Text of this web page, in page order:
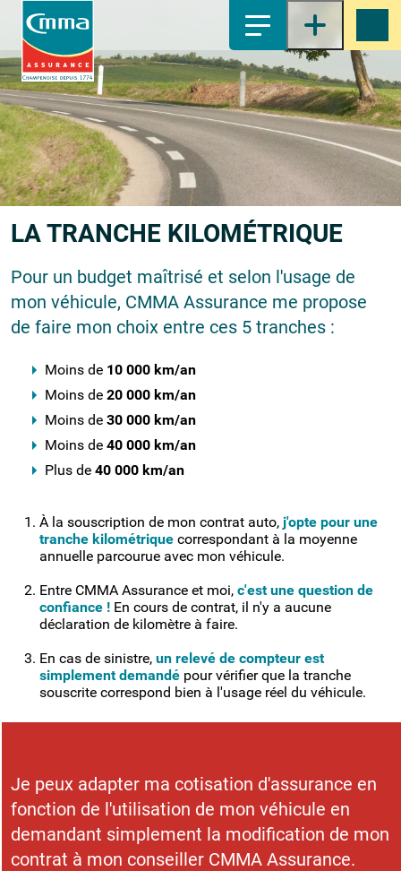
Contenu principal
2-Menu principal
3-Pied de page
4-Recherche
LA TRANCHE KILOMÉTRIQUE
Pour un budget maîtrisé et selon l'usage de
mon véhicule, CMMA Assurance me propose
de faire mon choix entre ces 5 tranches :
Moins de 10 000 km/an
Moins de 20 000 km/an
Moins de 30 000 km/an
Moins de 40 000 km/an
Plus de 40 000 km/an
À la souscription de mon contrat auto, j'opte pour une
tranche kilométrique correspondant à la moyenne
annuelle parcourue avec mon véhicule.
Entre CMMA Assurance et moi, c'est une question de
confiance ! En cours de contrat, il n'y a aucune
déclaration de kilomètre à faire.
En cas de sinistre, un relevé de compteur est
simplement demandé pour vérifier que la tranche
souscrite correspond bien à l'usage réel du véhicule.
Je peux adapter ma cotisation d'assurance en
fonction de l'utilisation de mon véhicule en
demandant simplement la modification de mon
contrat à mon conseiller CMMA Assurance.